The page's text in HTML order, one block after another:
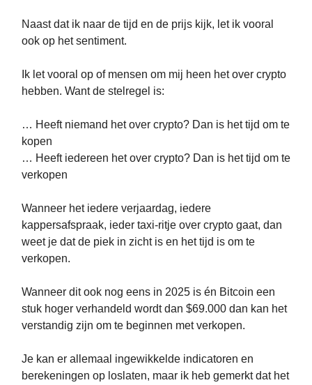
Naast dat ik naar de tijd en de prijs kijk, let ik vooral
ook op het sentiment.
Ik let vooral op of mensen om mij heen het over crypto
hebben. Want de stelregel is:
… Heeft niemand het over crypto? Dan is het tijd om te
kopen
… Heeft iedereen het over crypto? Dan is het tijd om te
verkopen
Wanneer het iedere verjaardag, iedere
kappersafspraak, ieder taxi-ritje over crypto gaat, dan
weet je dat de piek in zicht is en het tijd is om te
verkopen.
Wanneer dit ook nog eens in 2025 is én Bitcoin een
stuk hoger verhandeld wordt dan $69.000 dan kan het
verstandig zijn om te beginnen met verkopen.
Je kan er allemaal ingewikkelde indicatoren en
berekeningen op loslaten, maar ik heb gemerkt dat het